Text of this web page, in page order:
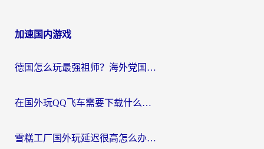
加速国内游戏
德国怎么玩最强祖师？海外党国服游戏加速器选择全攻略（附宝可梦Online实测）
在国外玩QQ飞车需要下载什么加速器呢？海外党亲测有效的国服游戏加速指南
雪糕工厂国外玩延迟很高怎么办？海外玩家国服游戏加速终极攻略（附实测推荐）